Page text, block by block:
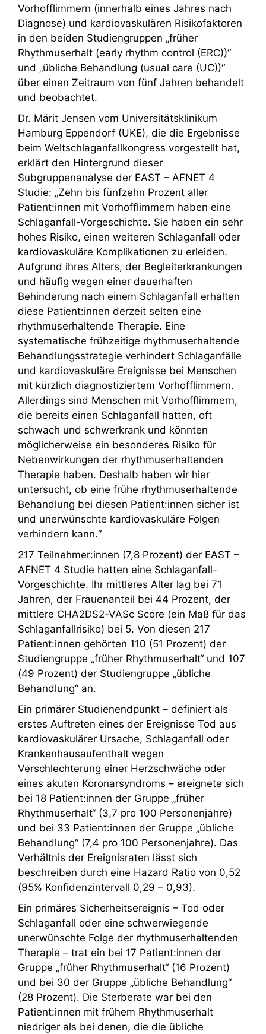
Vorhofflimmern (innerhalb eines Jahres nach
Diagnose) und kardiovaskulären Risikofaktoren
in den beiden Studiengruppen „früher
Rhythmuserhalt (early rhythm control (ERC))“
und „übliche Behandlung (usual care (UC))“
über einen Zeitraum von fünf Jahren behandelt
und beobachtet.
Dr. Märit Jensen vom Universitätsklinikum
Hamburg Eppendorf (UKE), die die Ergebnisse
beim Weltschlaganfallkongress vorgestellt hat,
erklärt den Hintergrund dieser
Subgruppenanalyse der EAST – AFNET 4
Studie: „Zehn bis fünfzehn Prozent aller
Patient:innen mit Vorhofflimmern haben eine
Schlaganfall-Vorgeschichte. Sie haben ein sehr
hohes Risiko, einen weiteren Schlaganfall oder
kardiovaskuläre Komplikationen zu erleiden.
Aufgrund ihres Alters, der Begleiterkrankungen
und häufig wegen einer dauerhaften
Behinderung nach einem Schlaganfall erhalten
diese Patient:innen derzeit selten eine
rhythmuserhaltende Therapie. Eine
systematische frühzeitige rhythmuserhaltende
Behandlungsstrategie verhindert Schlaganfälle
und kardiovaskuläre Ereignisse bei Menschen
mit kürzlich diagnostiziertem Vorhofflimmern.
Allerdings sind Menschen mit Vorhofflimmern,
die bereits einen Schlaganfall hatten, oft
schwach und schwerkrank und könnten
möglicherweise ein besonderes Risiko für
Nebenwirkungen der rhythmuserhaltenden
Therapie haben. Deshalb haben wir hier
untersucht, ob eine frühe rhythmuserhaltende
Behandlung bei diesen Patient:innen sicher ist
und unerwünschte kardiovaskuläre Folgen
verhindern kann.“
217 Teilnehmer:innen (7,8 Prozent) der EAST –
AFNET 4 Studie hatten eine Schlaganfall-
Vorgeschichte. Ihr mittleres Alter lag bei 71
Jahren, der Frauenanteil bei 44 Prozent, der
mittlere CHA2DS2-VASc Score (ein Maß für das
Schlaganfallrisiko) bei 5. Von diesen 217
Patient:innen gehörten 110 (51 Prozent) der
Studiengruppe „früher Rhythmuserhalt“ und 107
(49 Prozent) der Studiengruppe „übliche
Behandlung“ an.
Ein primärer Studienendpunkt – definiert als
erstes Auftreten eines der Ereignisse Tod aus
kardiovaskulärer Ursache, Schlaganfall oder
Krankenhausaufenthalt wegen
Verschlechterung einer Herzschwäche oder
eines akuten Koronarsyndroms – ereignete sich
bei 18 Patient:innen der Gruppe „früher
Rhythmuserhalt“ (3,7 pro 100 Personenjahre)
und bei 33 Patient:innen der Gruppe „übliche
Behandlung“ (7,4 pro 100 Personenjahre). Das
Verhältnis der Ereignisraten lässt sich
beschreiben durch eine Hazard Ratio von 0,52
(95% Konfidenzintervall 0,29 – 0,93).
Ein primäres Sicherheitsereignis – Tod oder
Schlaganfall oder eine schwerwiegende
unerwünschte Folge der rhythmuserhaltenden
Therapie – trat ein bei 17 Patient:innen der
Gruppe „früher Rhythmuserhalt“ (16 Prozent)
und bei 30 der Gruppe „übliche Behandlung“
(28 Prozent). Die Sterberate war bei den
Patient:innen mit frühem Rhythmuserhalt
niedriger als bei denen, die die übliche